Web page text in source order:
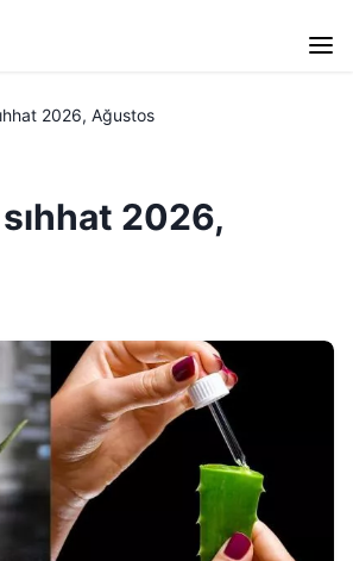
2026, Ağustos
2026,